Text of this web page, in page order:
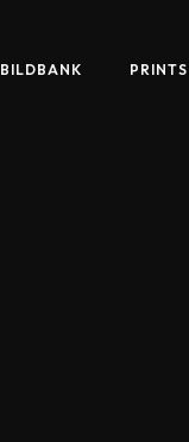
BILDBANK PRINTS